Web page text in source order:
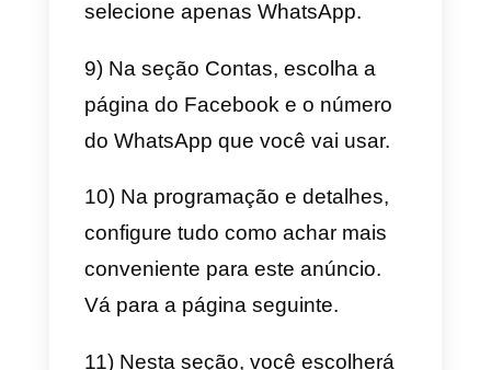
Como usar e configurar
anúncios do WhatsApp
Facebook
Depois de ver quais são e quais
benefícios trazem, é hora de